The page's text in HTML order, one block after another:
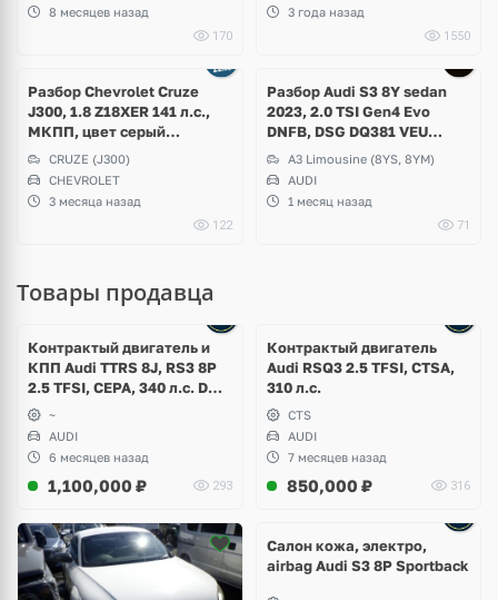
8 месяцев назад
170
3 года назад
1550
Разбор Chevrolet Cruze
J300, 1.8 Z18XER 141 л.с.,
МКПП, цвет серый
металлик Phantom Grey
CRUZE (J300)
CHEVROLET
3 месяца назад
122
Разбор Audi S3 8Y sedan
2023, 2.0 TSI Gen4 Evo
DNFB, DSG DQ381 VEU
Quattro, Black Edition
A3 Limousine (8YS, 8YM)
AUDI
1 месяц назад
71
Товары продавца
Контрактый двигатель и
КПП Audi TTRS 8J, RS3 8P
2.5 TFSI, CEPA, 340 л.с. DSG
DQ500
~
AUDI
6 месяцев назад
1,100,000 ₽ 293
Контрактый двигатель
Audi RSQ3 2.5 TFSI, CTSA,
310 л.с.
CTS
AUDI
7 месяцев назад
850,000 ₽ 316
2 фото
Салон кожа, электро,
airbag Audi S3 8P Sportback